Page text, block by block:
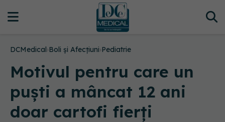
DCMedical›Boli și Afecțiuni›Pediatrie
Motivul pentru care un
puști a mâncat 12 ani
doar cartofi fierți